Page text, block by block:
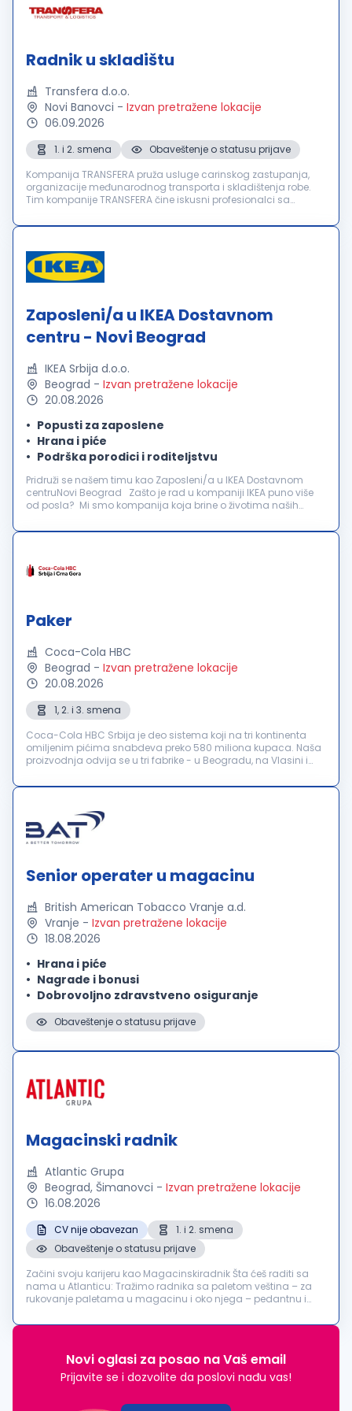
Radnik u skladištu
Transfera d.o.o.
Novi Banovci - Izvan pretražene lokacije
06.09.2026
1. i 2. smena
Obaveštenje o statusu prijave
Kompanija TRANSFERA pruža usluge carinskog zastupanja,
organizacije međunarodnog transporta i skladištenja robe.
Tim kompanije TRANSFERA čine iskusni profesionalci sa
prednosti kompanije su ...
Zaposleni/a u IKEA Dostavnom
centru - Novi Beograd
IKEA Srbija d.o.o.
Beograd - Izvan pretražene lokacije
20.08.2026
Popusti za zaposlene
Hrana i piće
Podrška porodici i roditeljstvu
Pridruži se našem timu kao Zaposleni/a u IKEA Dostavnom
centruNovi Beograd Zašto je rad u kompaniji IKEA puno više
od posla? Mi smo kompanija koja brine o životima naših
prepoznato i uključeno. ...
Paker
Coca-Cola HBC
Beograd - Izvan pretražene lokacije
20.08.2026
1, 2. i 3. smena
Coca-Cola HBC Srbija je deo sistema koji na tri kontinenta
omiljenim pićima snabdeva preko 580 miliona kupaca. Naša
proizvodnja odvija se u tri fabrike - u Beogradu, na Vlasini i
stabilno ...
Senior operater u magacinu
British American Tobacco Vranje a.d.
Vranje - Izvan pretražene lokacije
18.08.2026
Hrana i piće
Nagrade i bonusi
Dobrovoljno zdravstveno osiguranje
Obaveštenje o statusu prijave
Magacinski radnik
Atlantic Grupa
Beograd, Šimanovci - Izvan pretražene lokacije
16.08.2026
CV nije obavezan
1. i 2. smena
Obaveštenje o statusu prijave
Začini svoju karijeru kao Magacinskiradnik Šta ćeš raditi sa
nama u Atlanticu: Tražimo radnika sa paletom veština – za
rukovanje paletama u magacinu i oko njega – pedantnu i
distributivnog centra...
Novi oglasi za posao na Vaš email
Prijavite se i dozvolite da poslovi nađu vas!